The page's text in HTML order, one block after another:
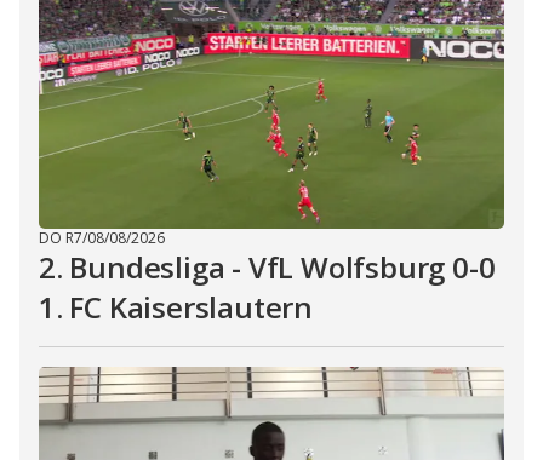
DO R7/08/08/2026
2. Bundesliga - VfL Wolfsburg 0-0
1. FC Kaiserslautern